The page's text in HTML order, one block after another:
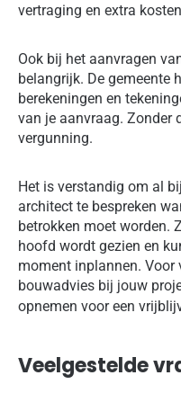
vertraging en extra
Ook bij het aanvragen
belangrijk. De gemeente
berekeningen en
van je aanvraag. Zonder
vergunning.
Het is verstandig om al
architect te bespreken
betrokken moet worden.
hoofd wordt gezien en
moment inplannen.
bouwadvies bij jouw
opnemen voor een
Veelgestelde